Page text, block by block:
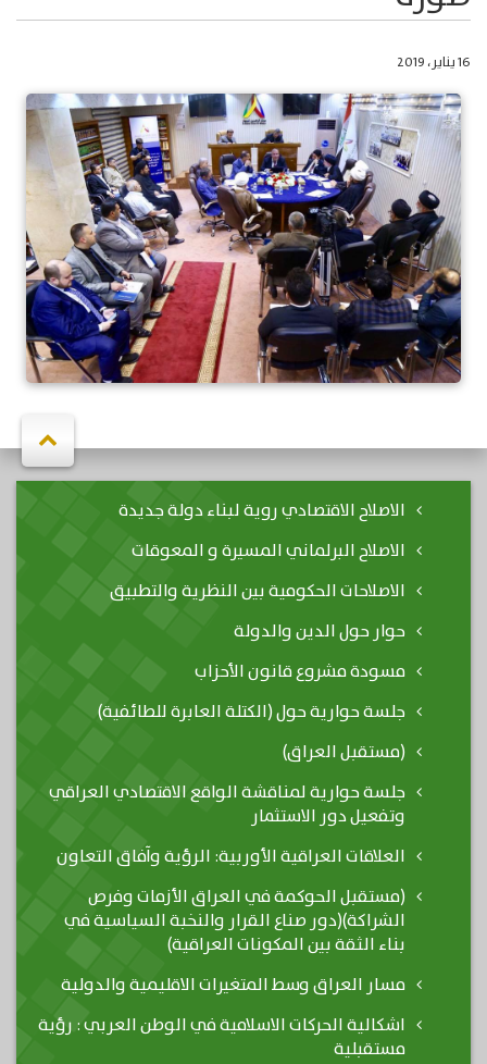
16 يناير، 2019
الاصلاح الاقتصادي روية لبناء دولة جديدة
الاصلاح البرلماني المسيرة و المعوقات
الاصلاحات الحكومية بين النظرية والتطبيق
حوار حول الدين والدولة
مسودة مشروع قانون الأحزاب
جلسة حوارية حول (الكتلة العابرة للطائفية)
(مستقبل العراق)
جلسة حوارية لمناقشة الواقع الاقتصادي العراقي
وتفعيل دور الاستثمار
العلاقات العراقية الأوربية: الرؤية وآفاق التعاون
(مستقبل الحوكمة في العراق الأزمات وفرص
الشراكة)(دور صناع القرار والنخبة السياسية في
بناء الثقة بين المكونات العراقية)
مسار العراق وسط المتغيرات الاقليمية والدولية
اشكالية الحركات الاسلامية في الوطن العربي : رؤية
مستقبلية